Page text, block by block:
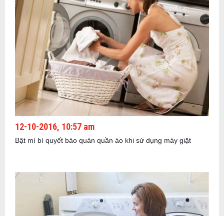
12-10-2016, 10:57 am
Bật mí bí quyết bảo quản quần áo khi sử dụng máy giặt